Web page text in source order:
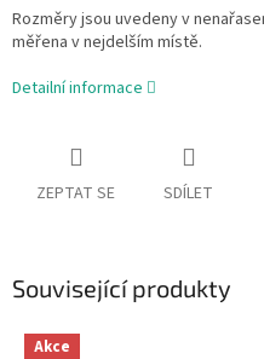
Rozměry jsou uvedeny v
měřena v nejdelším místě.
Detailní informace
ZEPTAT SE SDÍLET
Související produkty
Akce